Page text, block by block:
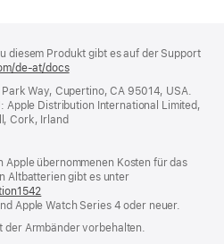
diesem Produkt gibt es auf der Support
de-at/docs(öffnet
neues
Fenster)
Way, Cupertino, CA 95014, USA.
Apple Distribution International Limited,
Cork, Irland
Apple übernommenen Kosten für das
Altbatterien gibt es unter
ein
neues
Fenster)
Apple Watch Series 4 oder neuer.
der Armbänder vorbehalten.